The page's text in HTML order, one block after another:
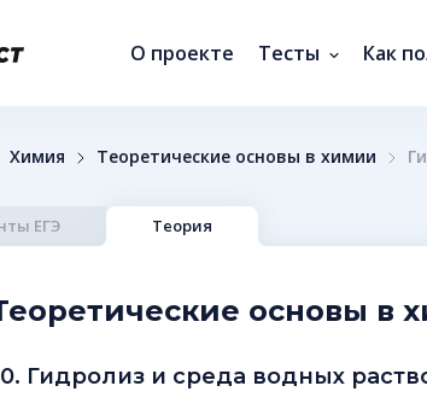
О проекте Тесты Как
Химия Теоретические основы в химии
ЕГЭ Теория
основы в
Гидролиз и среда водных